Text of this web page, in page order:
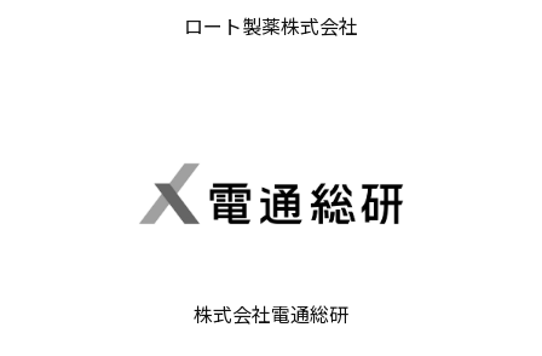
ロート製薬株式会社
株式会社電通総研